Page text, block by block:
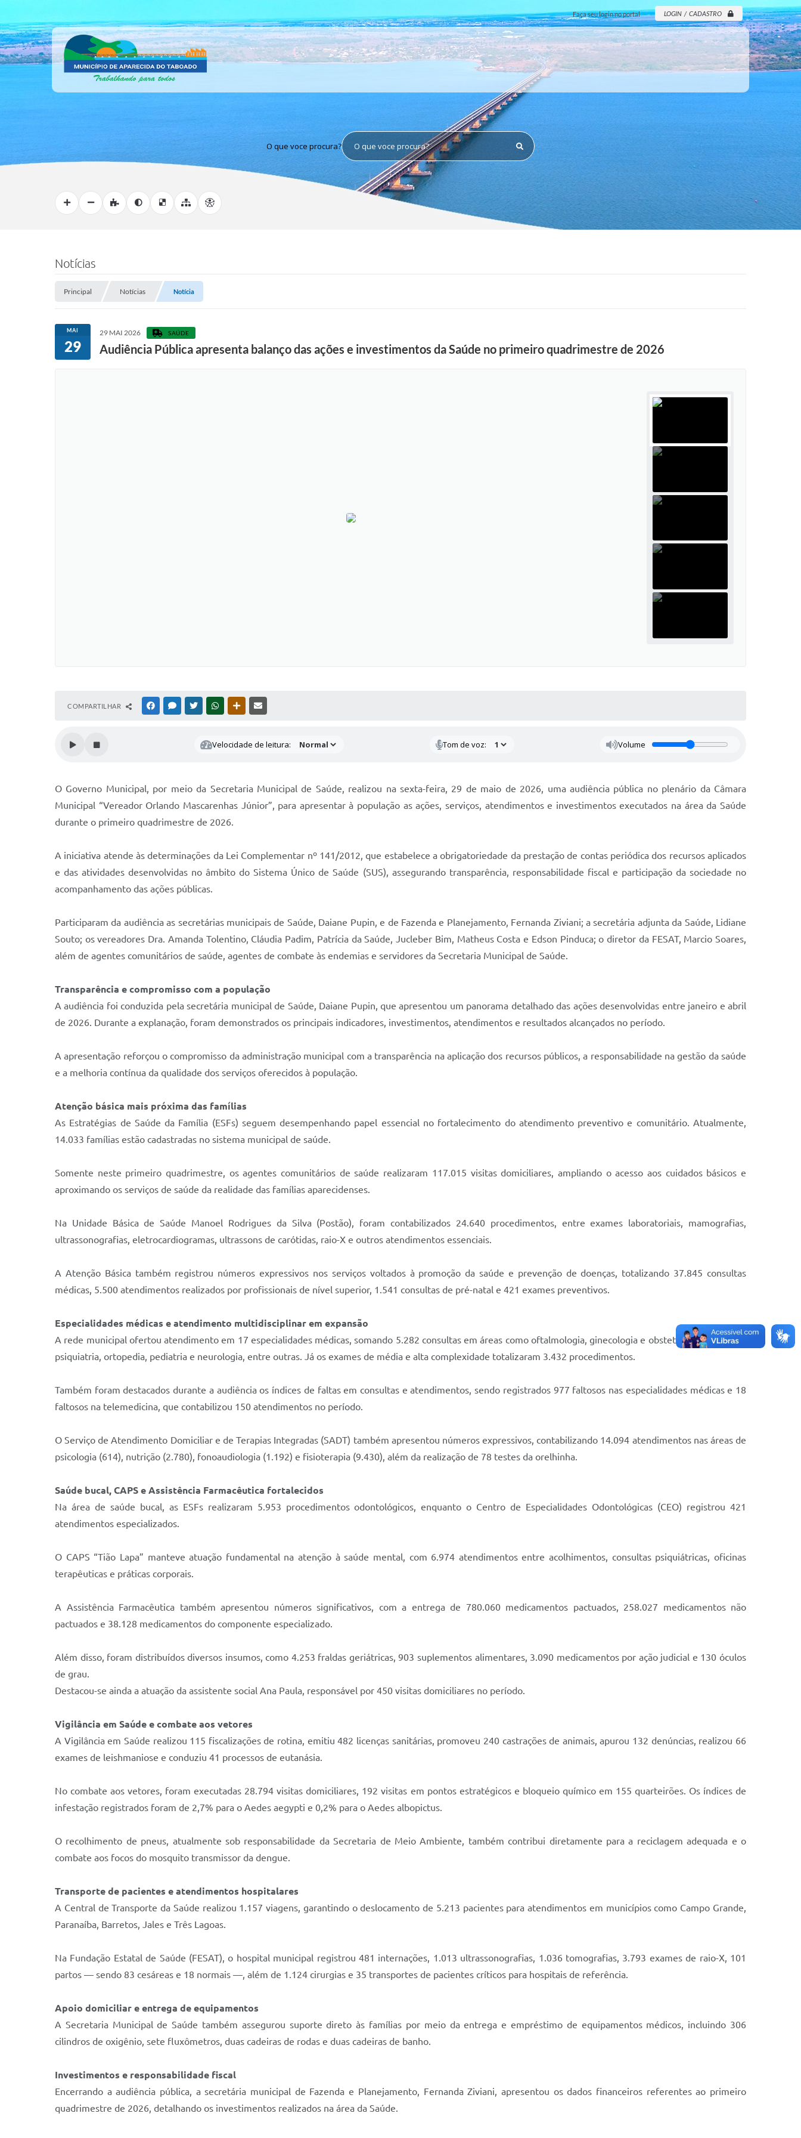
Faça seu login no portal LOGIN / CADASTRO
O que voce procura?
Notícias
Principal Notícias Notícia
MAI
29
29 MAI 2026 SAÚDE
Audiência Pública apresenta balanço das ações e investimentos da Saúde no primeiro quadrimestre de 2026
COMPARTILHAR FACEBOOKMESSENGER
TWITTERWHATSAPPOUTRAS MÍDIAS
Velocidade de leitura: Tom de voz: Volume
O Governo Municipal, por meio da Secretaria Municipal de Saúde, realizou na sexta-feira, 29 de maio de 2026, uma audiência pública no plenário da Câmara
Municipal “Vereador Orlando Mascarenhas Júnior”, para apresentar à população as ações, serviços, atendimentos e investimentos executados na área da Saúde
durante o primeiro quadrimestre de 2026.
A iniciativa atende às determinações da Lei Complementar nº 141/2012, que estabelece a obrigatoriedade da prestação de contas periódica dos recursos aplicados
e das atividades desenvolvidas no âmbito do Sistema Único de Saúde (SUS), assegurando transparência, responsabilidade fiscal e participação da sociedade no
acompanhamento das ações públicas.
Participaram da audiência as secretárias municipais de Saúde, Daiane Pupin, e de Fazenda e Planejamento, Fernanda Ziviani; a secretária adjunta da Saúde, Lidiane
Souto; os vereadores Dra. Amanda Tolentino, Cláudia Padim, Patrícia da Saúde, Jucleber Bim, Matheus Costa e Edson Pinduca; o diretor da FESAT, Marcio Soares,
além de agentes comunitários de saúde, agentes de combate às endemias e servidores da Secretaria Municipal de Saúde.
Transparência e compromisso com a população
A audiência foi conduzida pela secretária municipal de Saúde, Daiane Pupin, que apresentou um panorama detalhado das ações desenvolvidas entre janeiro e abril
de 2026. Durante a explanação, foram demonstrados os principais indicadores, investimentos, atendimentos e resultados alcançados no período.
A apresentação reforçou o compromisso da administração municipal com a transparência na aplicação dos recursos públicos, a responsabilidade na gestão da saúde
e a melhoria contínua da qualidade dos serviços oferecidos à população.
Atenção básica mais próxima das famílias
As Estratégias de Saúde da Família (ESFs) seguem desempenhando papel essencial no fortalecimento do atendimento preventivo e comunitário. Atualmente,
14.033 famílias estão cadastradas no sistema municipal de saúde.
Somente neste primeiro quadrimestre, os agentes comunitários de saúde realizaram 117.015 visitas domiciliares, ampliando o acesso aos cuidados básicos e
aproximando os serviços de saúde da realidade das famílias aparecidenses.
Na Unidade Básica de Saúde Manoel Rodrigues da Silva (Postão), foram contabilizados 24.640 procedimentos, entre exames laboratoriais, mamografias,
ultrassonografias, eletrocardiogramas, ultrassons de carótidas, raio-X e outros atendimentos essenciais.
A Atenção Básica também registrou números expressivos nos serviços voltados à promoção da saúde e prevenção de doenças, totalizando 37.845 consultas
médicas, 5.500 atendimentos realizados por profissionais de nível superior, 1.541 consultas de pré-natal e 421 exames preventivos.
Especialidades médicas e atendimento multidisciplinar em expansão
A rede municipal ofertou atendimento em 17 especialidades médicas, somando 5.282 consultas em áreas como oftalmologia, ginecologia e obstetrícia, cardiologia,
psiquiatria, ortopedia, pediatria e neurologia, entre outras. Já os exames de média e alta complexidade totalizaram 3.432 procedimentos.
Também foram destacados durante a audiência os índices de faltas em consultas e atendimentos, sendo registrados 977 faltosos nas especialidades médicas e 18
faltosos na telemedicina, que contabilizou 150 atendimentos no período.
O Serviço de Atendimento Domiciliar e de Terapias Integradas (SADT) também apresentou números expressivos, contabilizando 14.094 atendimentos nas áreas de
psicologia (614), nutrição (2.780), fonoaudiologia (1.192) e fisioterapia (9.430), além da realização de 78 testes da orelhinha.
Saúde bucal, CAPS e Assistência Farmacêutica fortalecidos
Na área de saúde bucal, as ESFs realizaram 5.953 procedimentos odontológicos, enquanto o Centro de Especialidades Odontológicas (CEO) registrou 421
atendimentos especializados.
O CAPS “Tião Lapa” manteve atuação fundamental na atenção à saúde mental, com 6.974 atendimentos entre acolhimentos, consultas psiquiátricas, oficinas
terapêuticas e práticas corporais.
A Assistência Farmacêutica também apresentou números significativos, com a entrega de 780.060 medicamentos pactuados, 258.027 medicamentos não
pactuados e 38.128 medicamentos do componente especializado.
Além disso, foram distribuídos diversos insumos, como 4.253 fraldas geriátricas, 903 suplementos alimentares, 3.090 medicamentos por ação judicial e 130 óculos
de grau.
Destacou-se ainda a atuação da assistente social Ana Paula, responsável por 450 visitas domiciliares no período.
Vigilância em Saúde e combate aos vetores
A Vigilância em Saúde realizou 115 fiscalizações de rotina, emitiu 482 licenças sanitárias, promoveu 240 castrações de animais, apurou 132 denúncias, realizou 66
exames de leishmaniose e conduziu 41 processos de eutanásia.
No combate aos vetores, foram executadas 28.794 visitas domiciliares, 192 visitas em pontos estratégicos e bloqueio químico em 155 quarteirões. Os índices de
infestação registrados foram de 2,7% para o Aedes aegypti e 0,2% para o Aedes albopictus.
O recolhimento de pneus, atualmente sob responsabilidade da Secretaria de Meio Ambiente, também contribui diretamente para a reciclagem adequada e o
combate aos focos do mosquito transmissor da dengue.
Transporte de pacientes e atendimentos hospitalares
A Central de Transporte da Saúde realizou 1.157 viagens, garantindo o deslocamento de 5.213 pacientes para atendimentos em municípios como Campo Grande,
Paranaíba, Barretos, Jales e Três Lagoas.
Na Fundação Estatal de Saúde (FESAT), o hospital municipal registrou 481 internações, 1.013 ultrassonografias, 1.036 tomografias, 3.793 exames de raio-X, 101
partos — sendo 83 cesáreas e 18 normais —, além de 1.124 cirurgias e 35 transportes de pacientes críticos para hospitais de referência.
Apoio domiciliar e entrega de equipamentos
A Secretaria Municipal de Saúde também assegurou suporte direto às famílias por meio da entrega e empréstimo de equipamentos médicos, incluindo 306
cilindros de oxigênio, sete fluxômetros, duas cadeiras de rodas e duas cadeiras de banho.
Investimentos e responsabilidade fiscal
Encerrando a audiência pública, a secretária municipal de Fazenda e Planejamento, Fernanda Ziviani, apresentou os dados financeiros referentes ao primeiro
quadrimestre de 2026, detalhando os investimentos realizados na área da Saúde.